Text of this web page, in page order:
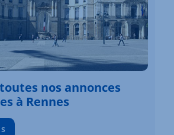
nos annonces
à Rennes